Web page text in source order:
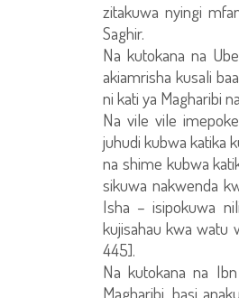
zitakuwa nyingi
Saghir.
Na kutokana na
akiamrisha kusali
ni kati ya Magharibi
Na vile vile
juhudi kubwa katika
na shime kubwa
sikuwa nakwenda
Isha – isipokuwa
kujisahau kwa watu
445].
Na kutokana na
Magharibi, basi